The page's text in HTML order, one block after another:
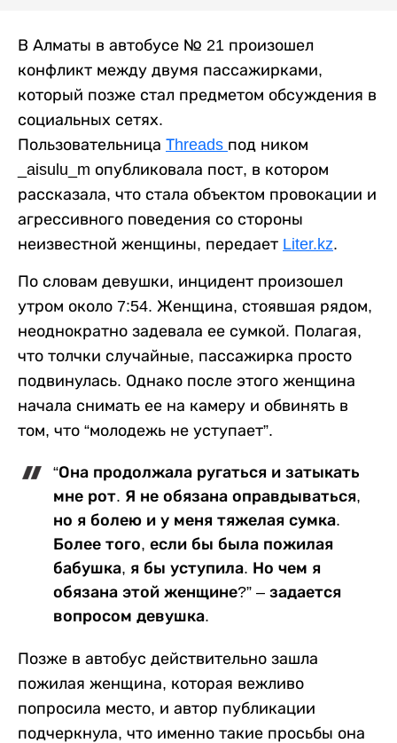
В Алматы в автобусе № 21 произошел
конфликт между двумя пассажирками,
который позже стал предметом обсуждения в
социальных сетях.
Пользовательница Тhreads под ником
_aisulu_m опубликовала пост, в котором
рассказала, что стала объектом провокации и
агрессивного поведения со стороны
неизвестной женщины, передает Liter.kz.
По словам девушки, инцидент произошел
утром около 7:54. Женщина, стоявшая рядом,
неоднократно задевала ее сумкой. Полагая,
что толчки случайные, пассажирка просто
подвинулась. Однако после этого женщина
начала снимать ее на камеру и обвинять в
том, что “молодежь не уступает”.
“Она продолжала ругаться и затыкать
мне рот. Я не обязана оправдываться,
но я болею и у меня тяжелая сумка.
Более того, если бы была пожилая
бабушка, я бы уступила. Но чем я
обязана этой женщине?” – задается
вопросом девушка.
Позже в автобус действительно зашла
пожилая женщина, которая вежливо
попросила место, и автор публикации
подчеркнула, что именно такие просьбы она